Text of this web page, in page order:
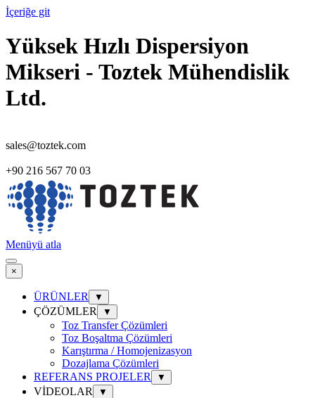
İçeriğe git
Yüksek Hızlı Dispersiyon
Mikseri - Toztek Mühendislik
Ltd.
sales@toztek.com
+90 216 567 70 03
Menüyü atla
×
ÜRÜNLER ▼
ÇÖZÜMLER ▼
Toz Transfer Çözümleri
Toz Boşaltma Çözümleri
Karıştırma / Homojenizasyon
Dozajlama Çözümleri
REFERANS PROJELER
▼
VİDEOLAR ▼